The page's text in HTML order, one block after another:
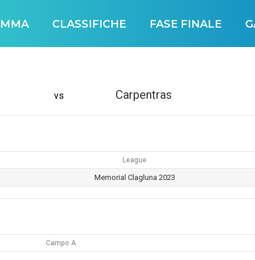
CLASSIFICHE FASE FINALE
vs Carpentras
League
Memorial Clagluna 2023
Campo A